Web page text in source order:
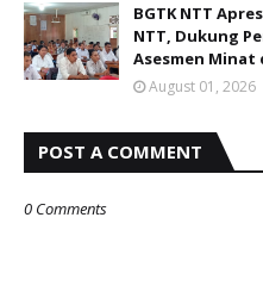
BGTK NTT
NTT, Dukung
Asesmen Minat
August 01, 2026
POST A COMMENT
0 Comments